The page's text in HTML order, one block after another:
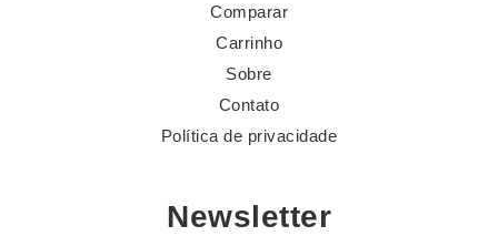
Comparar
Carrinho
Sobre
Contato
Política de privacidade
Newsletter